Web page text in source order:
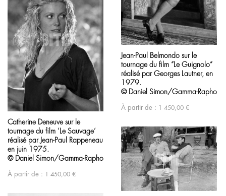
Jean-Paul Belmondo sur le
tournage du film “Le Guignolo”
réalisé par Georges Lautner, en
1979.
© Daniel Simon/Gamma-Rapho
À partir de : 1 450,00 €
Catherine Deneuve sur le
tournage du film ‘Le Sauvage’
réalisé par Jean-Paul Rappeneau
en juin 1975.
© Daniel Simon/Gamma-Rapho
À partir de : 1 450,00 €